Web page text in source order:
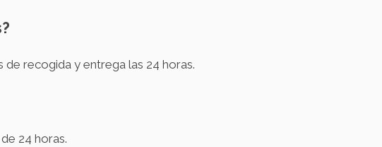
recogida y entrega las 24 horas.
24 horas.